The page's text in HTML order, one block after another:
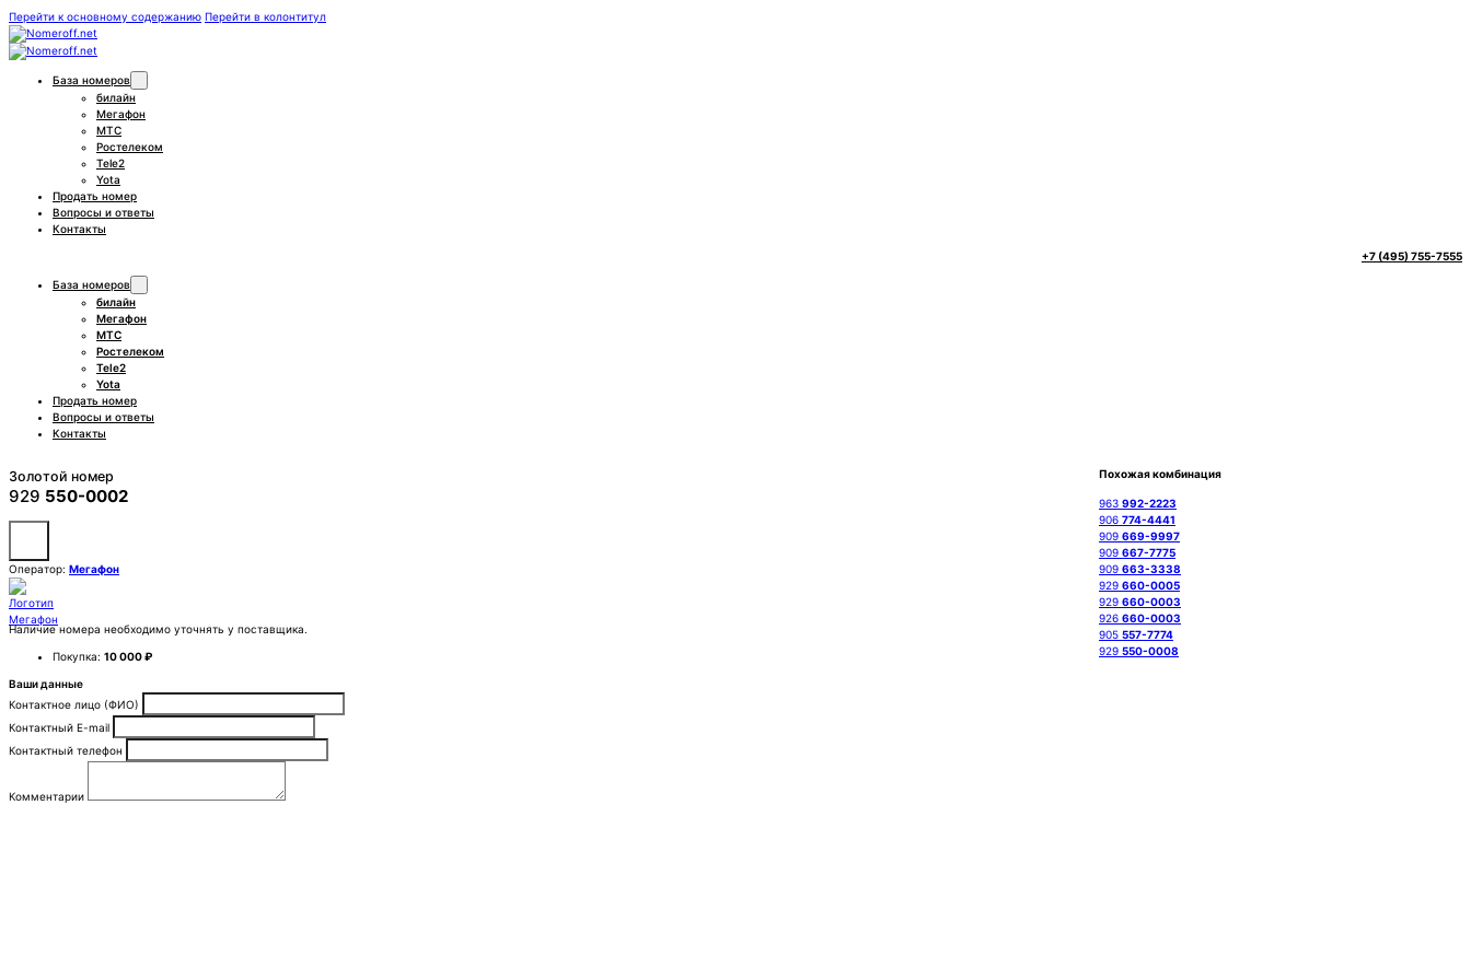
Перейти к основному содержанию Перейти в колонтитул
База номеров
билайн
Мегафон
МТС
Ростелеком
Tele2
Yota
Продать номер
Вопросы и ответы
Контакты
+7 (495) 755-7555
База номеров
билайн
Мегафон
МТС
Ростелеком
Tele2
Yota
Продать номер
Вопросы и ответы
Контакты
Золотой номер
929 550-0002
Оператор: Мегафон
Наличие номера необходимо уточнять у поставщика.
Покупка: 10 000 ₽
Ваши данные
Контактное лицо (ФИО)
Контактный E-mail
Контактный телефон
Комментарии
Похожая комбинация
963 992-2223
906 774-4441
909 669-9997
909 667-7775
909 663-3338
929 660-0005
929 660-0003
926 660-0003
905 557-7774
929 550-0008